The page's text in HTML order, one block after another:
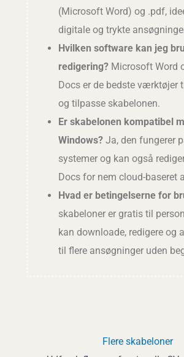
(Microsoft Word) og .pdf,
digitale og trykte
Hvilken software kan jeg
redigering?Microsoft Word
Docs er de bedste værktøjer
og tilpasse skabelonen.
Er skabelonen kompatibel
Windows?Ja, den fungerer
systemer og kan også
Docs for nem cloud-baseret
Hvad er betingelserne for
skabeloner er gratis til
kan downloade, redigere og
til flere ansøgninger uden
Flere skabeloner